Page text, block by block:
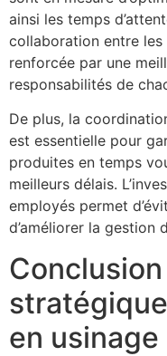
ainsi les temps
collaboration entre
renforcée par une
responsabilités de
De plus, la
est essentielle pour
produites en temps
meilleurs délais.
employés permet
d’améliorer la gestion
en usinage